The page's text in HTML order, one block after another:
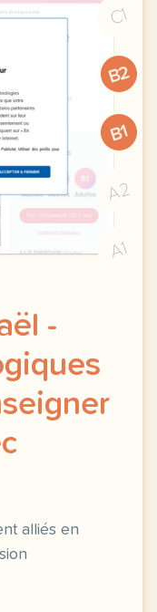
C1
B2
B1
A2
A1
-
alliés en